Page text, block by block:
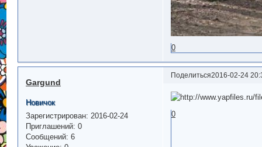
0
Поделиться2016-02-24
Gargund
Новичок
Зарегистрирован: 2016-02-24
Приглашений: 0
Сообщений: 6
0